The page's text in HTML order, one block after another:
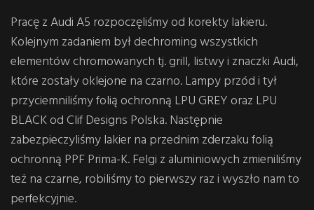
Pracę z Audi A5 rozpoczęliśmy od korekty lakieru.
Kolejnym zadaniem był dechroming wszystkich
elementów chromowanych tj. grill, listwy i znaczki Audi,
które zostały oklejone na czarno. Lampy przód i tył
przyciemniliśmy folią ochronną LPU GREY oraz LPU
BLACK od Clif Designs Polska. Następnie
zabezpieczyliśmy lakier na przednim zderzaku folią
ochronną PPF Prima-K. Felgi z aluminiowych zmieniliśmy
też na czarne, robiliśmy to pierwszy raz i wyszło nam to
perfekcyjnie.